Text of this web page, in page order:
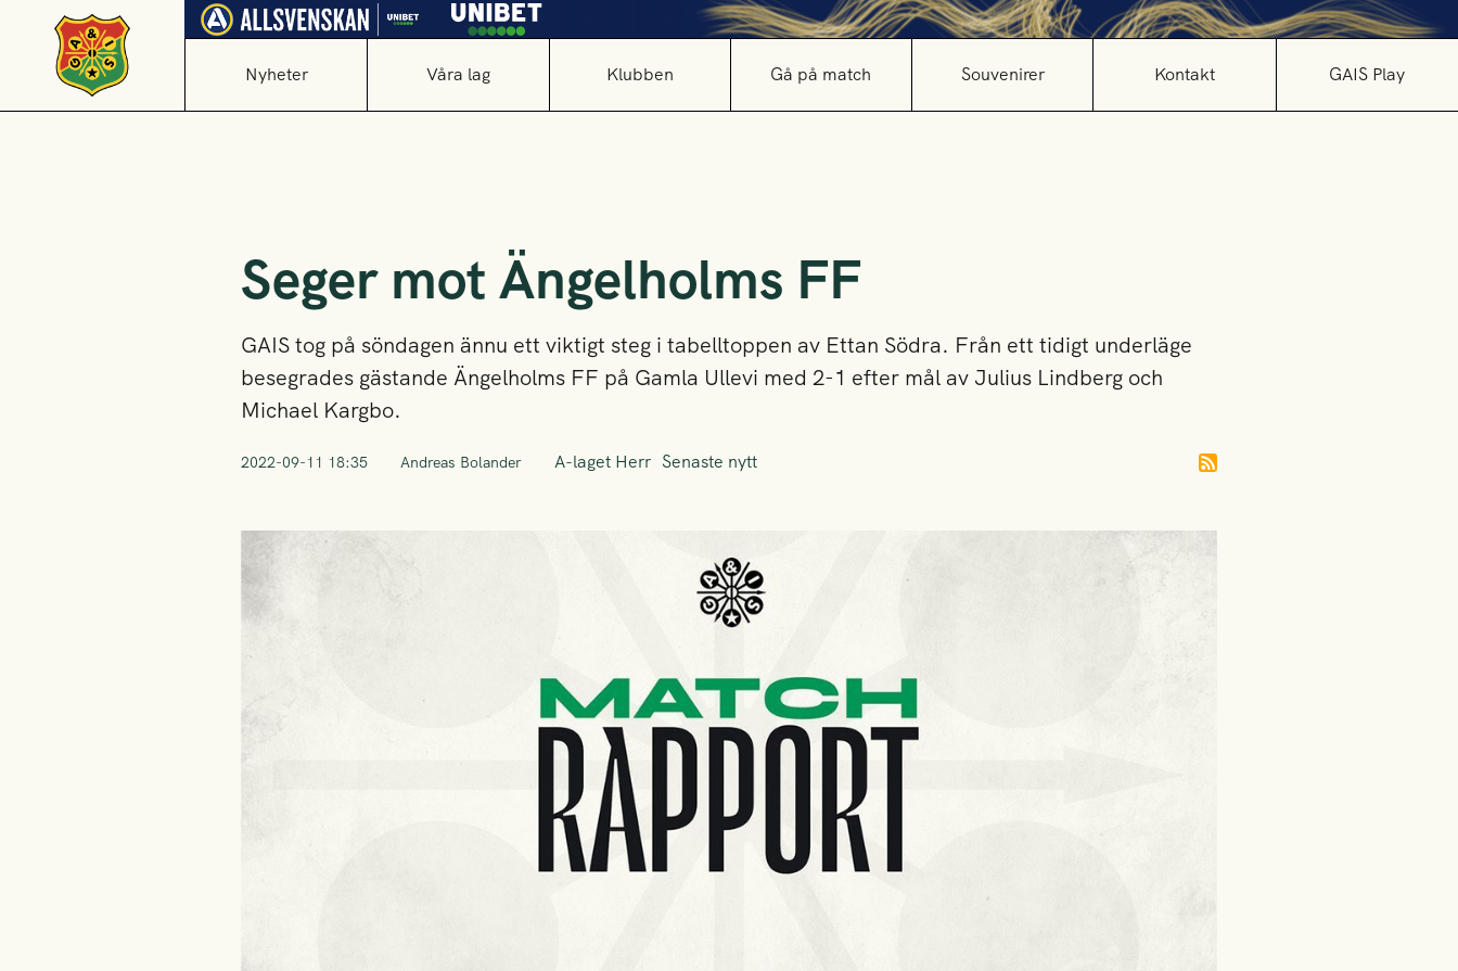
Nyheter Våra lag Klubben Gå på match Souvenirer Kontakt GAIS Play
Seger mot Ängelholms FF
GAIS tog på söndagen ännu ett viktigt steg i tabelltoppen av Ettan Södra. Från ett tidigt underläge
besegrades gästande Ängelholms FF på Gamla Ullevi med 2-1 efter mål av Julius Lindberg och
Michael Kargbo.
2022-09-11 18:35 Andreas Bolander A-laget Herr Senaste nytt